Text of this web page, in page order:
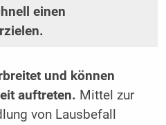
einen
und können
auftreten. Mittel zur
von Lausbefall